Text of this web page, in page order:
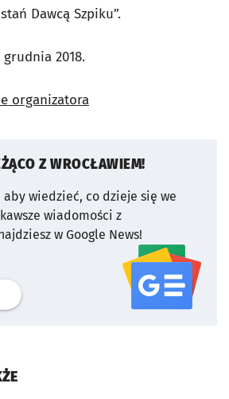
Dawcą Szpiku”.
2018.
organizatora
Z WROCŁAWIEM!
aby wiedzieć, co dzieje się we
wiadomości z
w Google News!
profil serwisu